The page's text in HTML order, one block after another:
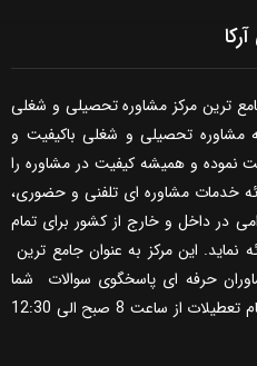
ترین مرکز مشاوره تحصیلی و شغلی
مشاوره تحصیلی و شغلی باکیفیت و
نموده و همیشه کیفیت در مشاوره را
خدمات مشاوره ای تلفنی و حضوری،
در داخل و خارج از کشور برای تمام
این مرکز به عنوان جامع ترین
حرفه ای پاسخگوی سوالات شما
دوستان عزیز در هر روز هفته، حتی ایام تعطیلات از ساعت 8 صبح الی 12:30